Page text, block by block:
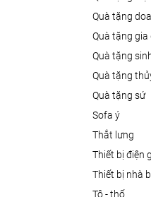
quà tặng
quà tặng
quà tặng
quà tặng
quà tặng sứ
sofa ý
thắt lưng
thiết bị điện
thiết bị nhà
tô - thố